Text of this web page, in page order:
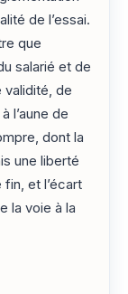
de l’essai.
que
salarié et de
validité, de
l’aune de
dont la
une liberté
et l’écart
la voie à la